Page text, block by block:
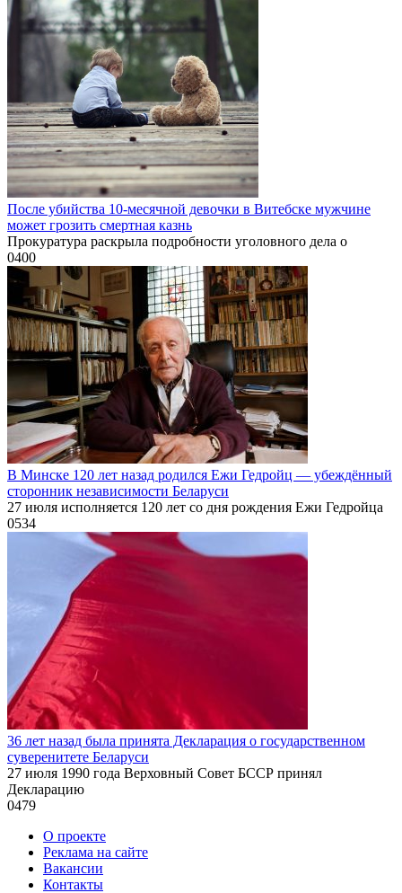
После убийства 10-месячной девочки в Витебске мужчине
может грозить смертная казнь
Прокуратура раскрыла подробности уголовного дела о
0400
В Минске 120 лет назад родился Ежи Гедройц — убеждённый
сторонник независимости Беларуси
27 июля исполняется 120 лет со дня рождения Ежи Гедройца
0534
36 лет назад была принята Декларация о государственном
суверенитете Беларуси
27 июля 1990 года Верховный Совет БССР принял
Декларацию
0479
О проекте
Реклама на сайте
Вакансии
Контакты